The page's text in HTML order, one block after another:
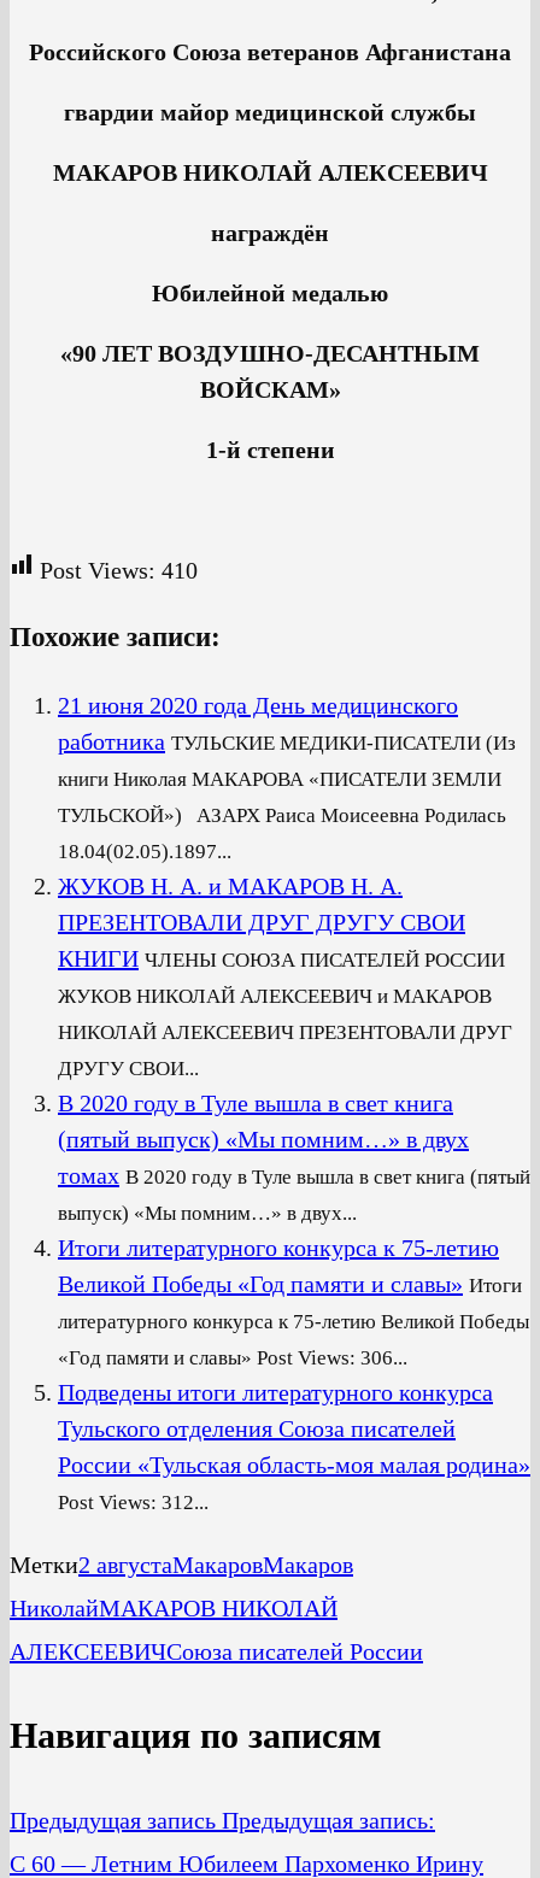
Российского Союза ветеранов Афганистана
гвардии майор медицинской службы
МАКАРОВ НИКОЛАЙ АЛЕКСЕЕВИЧ
награждён
Юбилейной медалью
«90 ЛЕТ ВОЗДУШНО-ДЕСАНТНЫМ
ВОЙСКАМ»
1-й степени
Post Views: 410
Похожие записи:
21 июня 2020 года День медицинского
работника ТУЛЬСКИЕ МЕДИКИ-ПИСАТЕЛИ (Из
книги Николая МАКАРОВА «ПИСАТЕЛИ ЗЕМЛИ
ТУЛЬСКОЙ») АЗАРХ Раиса Моисеевна Родилась
18.04(02.05).1897...
ЖУКОВ Н. А. и МАКАРОВ Н. А.
ПРЕЗЕНТОВАЛИ ДРУГ ДРУГУ СВОИ
КНИГИ ЧЛЕНЫ СОЮЗА ПИСАТЕЛЕЙ РОССИИ
ЖУКОВ НИКОЛАЙ АЛЕКСЕЕВИЧ и МАКАРОВ
НИКОЛАЙ АЛЕКСЕЕВИЧ ПРЕЗЕНТОВАЛИ ДРУГ
ДРУГУ СВОИ...
В 2020 году в Туле вышла в свет книга
(пятый выпуск) «Мы помним…» в двух
томах В 2020 году в Туле вышла в свет книга (пятый
выпуск) «Мы помним…» в двух...
Итоги литературного конкурса к 75-летию
Великой Победы «Год памяти и славы» Итоги
литературного конкурса к 75-летию Великой Победы
«Год памяти и славы» Post Views: 306...
Подведены итоги литературного конкурса
Тульского отделения Союза писателей
России «Тульская область-моя малая родина»
Post Views: 312...
Метки2 августаМакаровМакаров
НиколайМАКАРОВ НИКОЛАЙ
АЛЕКСЕЕВИЧСоюза писателей России
Навигация по записям
Предыдущая запись Предыдущая запись:
C 60 — Летним Юбилеем Пархоменко Ирину